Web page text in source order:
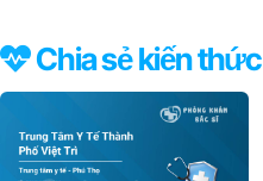
Chia sẻ kiến thức